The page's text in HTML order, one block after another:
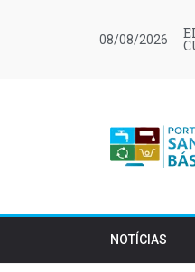
08/08/2026
NOTÍCIAS